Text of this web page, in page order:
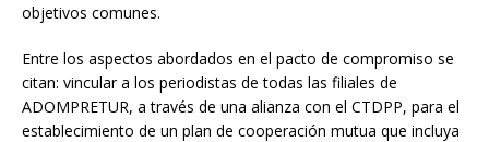
objetivos comunes.
Entre los aspectos abordados en el pacto de compromiso se
citan: vincular a los periodistas de todas las filiales de
ADOMPRETUR, a través de una alianza con el CTDPP, para el
establecimiento de un plan de cooperación mutua que incluya